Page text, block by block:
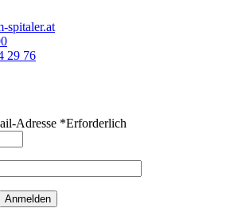
spitaler.at
29 76
Adresse *Erforderlich
Anmelden